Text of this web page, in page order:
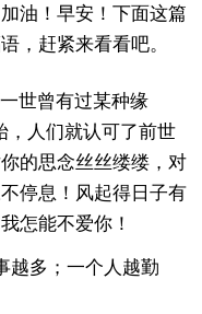
油！早安！下面这篇
，赶紧来看看吧。
世曾有过某种缘
，人们就认可了前世
的思念丝丝缕缕，对
停息！风起得日子有
怎能不爱你！
越多；一个人越勤